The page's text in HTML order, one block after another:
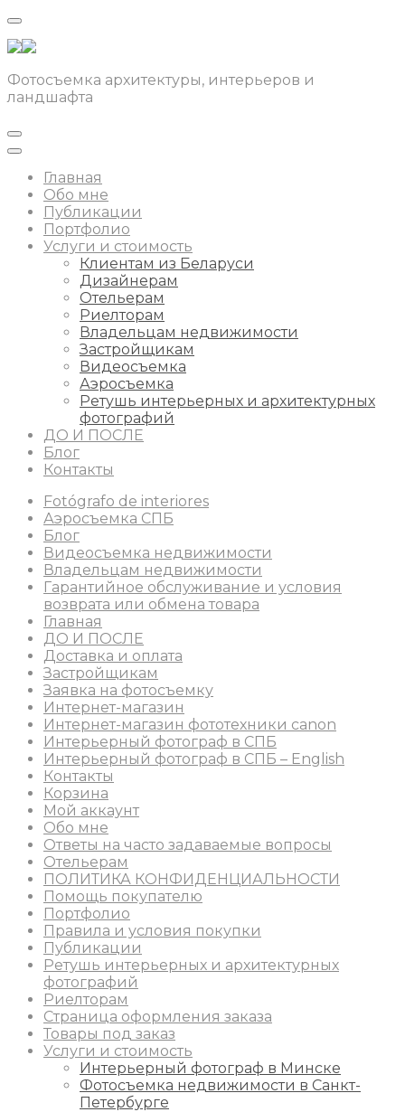
Фотосъемка архитектуры, интерьеров и
ландшафта
Главная
Обо мне
Публикации
Портфолио
Услуги и стоимость
Клиентам из Беларуси
Дизайнерам
Отельерам
Риелторам
Владельцам недвижимости
Застройщикам
Видеосъемка
Аэросъемка
Ретушь интерьерных и архитектурных
фотографий
ДО И ПОСЛЕ
Блог
Контакты
Fotógrafo de interiores
Аэросъемка СПБ
Блог
Видеосъемка недвижимости
Владельцам недвижимости
Гарантийное обслуживание и условия
возврата или обмена товара
Главная
ДО И ПОСЛЕ
Доставка и оплата
Застройщикам
Заявка на фотосъемку
Интернет-магазин
Интернет-магазин фототехники canon
Интерьерный фотограф в СПБ
Интерьерный фотограф в СПБ – English
Контакты
Корзина
Мой аккаунт
Обо мне
Ответы на часто задаваемые вопросы
Отельерам
ПОЛИТИКА КОНФИДЕНЦИАЛЬНОСТИ
Помощь покупателю
Портфолио
Правила и условия покупки
Публикации
Ретушь интерьерных и архитектурных
фотографий
Риелторам
Страница оформления заказа
Товары под заказ
Услуги и стоимость
Интерьерный фотограф в Минске
Фотосъемка недвижимости в Санкт-
Петербурге